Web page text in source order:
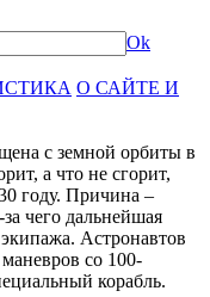
Ok
О САЙТЕ И
с земной орбиты в
а что не сгорит,
году. Причина –
чего дальнейшая
Астронавтов
со 100-
корабль.